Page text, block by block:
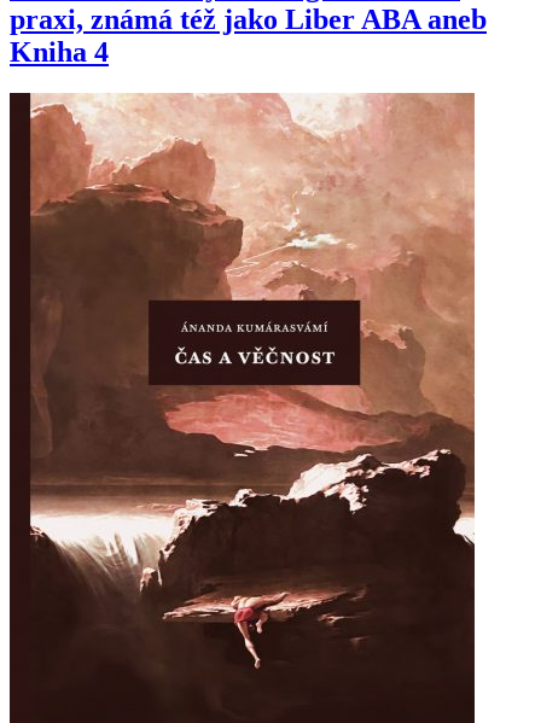
praxi, známá též jako Liber ABA aneb
Kniha 4